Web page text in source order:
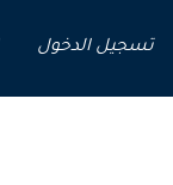
تسجيل الدخول